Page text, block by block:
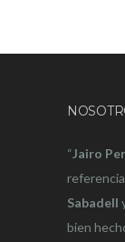
“Jairo
Sabadell
bien